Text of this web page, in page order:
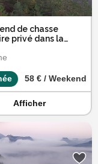
de chasse
privé dans la
58 € / Weekend
Afficher